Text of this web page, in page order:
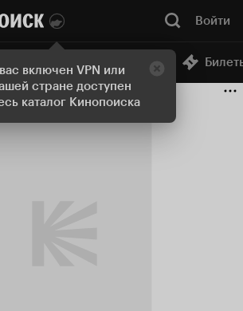
включен VPN или
стране доступен
каталог Кинопоиска
Войти
Онлайн-кинотеатр